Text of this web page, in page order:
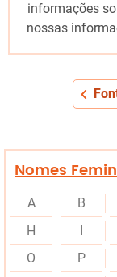
informações
nossas
Nomes
A B
H
O
P